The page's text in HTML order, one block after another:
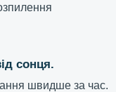
сонця.
швидше за час.